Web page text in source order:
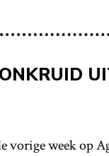
vorige week op